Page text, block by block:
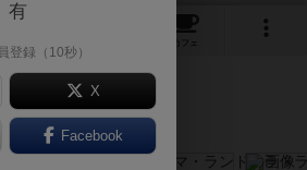
カフェ
有
登録（10秒）
X
Facebook